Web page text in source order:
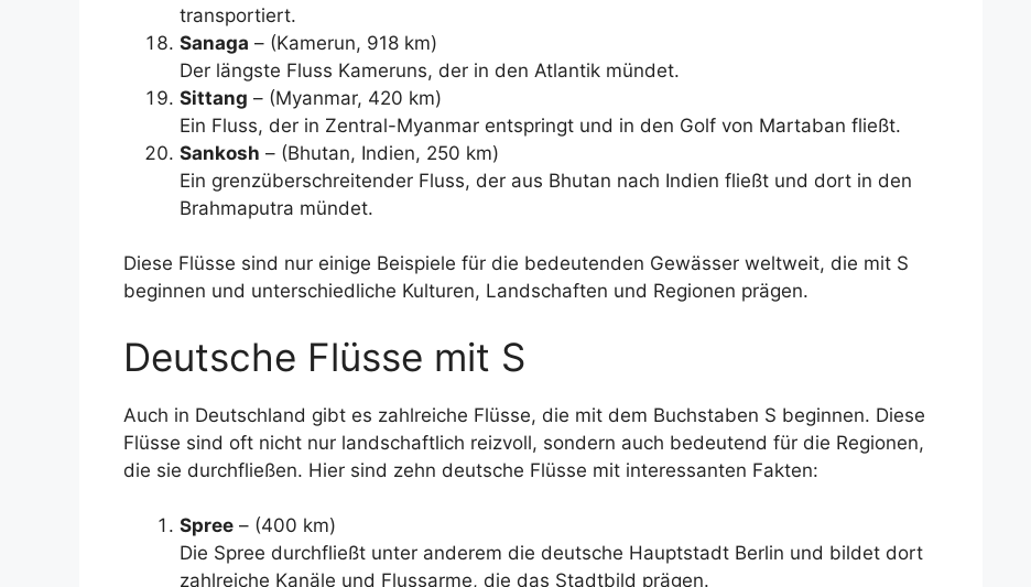
transportiert.
Sanaga – (Kamerun, 918 km)
Der längste Fluss Kameruns, der in den Atlantik mündet.
Sittang – (Myanmar, 420 km)
Ein Fluss, der in Zentral-Myanmar entspringt und in den Golf von Martaban fließt.
Sankosh – (Bhutan, Indien, 250 km)
Ein grenzüberschreitender Fluss, der aus Bhutan nach Indien fließt und dort in den
Brahmaputra mündet.
Diese Flüsse sind nur einige Beispiele für die bedeutenden Gewässer weltweit, die mit S
beginnen und unterschiedliche Kulturen, Landschaften und Regionen prägen.
Deutsche Flüsse mit S
Auch in Deutschland gibt es zahlreiche Flüsse, die mit dem Buchstaben S beginnen. Diese
Flüsse sind oft nicht nur landschaftlich reizvoll, sondern auch bedeutend für die Regionen,
die sie durchfließen. Hier sind zehn deutsche Flüsse mit interessanten Fakten:
Spree – (400 km)
Die Spree durchfließt unter anderem die deutsche Hauptstadt Berlin und bildet dort
zahlreiche Kanäle und Flussarme, die das Stadtbild prägen.